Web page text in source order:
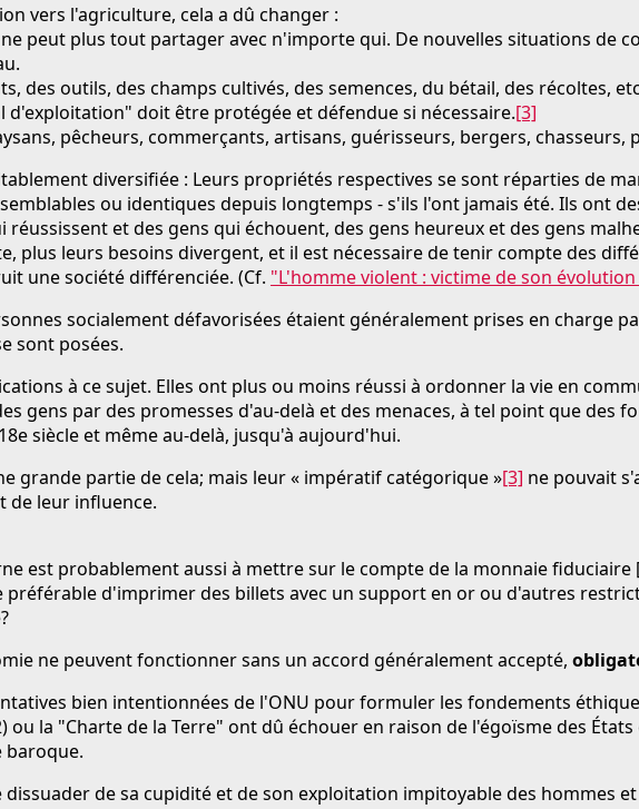
vers l'agriculture, cela a dû changer :
peut plus tout partager avec n'importe qui. De nouvelles situations de
des outils, des champs cultivés, des semences, du bétail, des récoltes,
doit être protégée et défendue si nécessaire.[3]
pêcheurs, commerçants, artisans, guérisseurs, bergers, chasseurs,
diversifiée : Leurs propriétés respectives se sont réparties de
ou identiques depuis longtemps - s'ils l'ont jamais été. Ils ont
et des gens qui échouent, des gens heureux et des gens
plus leurs besoins divergent, et il est nécessaire de tenir compte des
une société différenciée. (Cf. "L'homme violent : victime de son évolution
socialement défavorisées étaient généralement prises en charge
sont posées.
à ce sujet. Elles ont plus ou moins réussi à ordonner la vie en
gens par des promesses d'au-delà et des menaces, à tel point que des
siècle et même au-delà, jusqu'à aujourd'hui.
grande partie de cela; mais leur « impératif catégorique »[3] ne pouvait
de leur influence.
est probablement aussi à mettre sur le compte de la monnaie fiduciaire
préférable d'imprimer des billets avec un support en or ou d'autres
ne peuvent fonctionner sans un accord généralement accepté,
bien intentionnées de l'ONU pour formuler les fondements
ou la "Charte de la Terre" ont dû échouer en raison de l'égoïsme des
baroque.
de sa cupidité et de son exploitation impitoyable des hommes